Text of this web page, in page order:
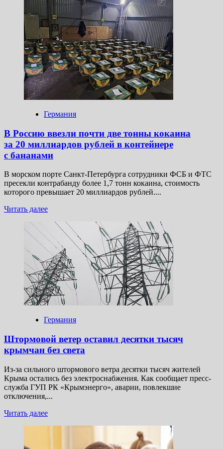
известны
детали
загадочной
смерти
бывшего
мэра
Вологды
Шулепова
Германия
В Россию ввезли почти две тонны кокаина
за 20 миллиардов рублей в контейнере
с бананами
В морском порте Санкт-Петербурга сотрудники ФСБ и ФТС
пресекли контрабанду более 1,7 тонн кокаина, стоимость
которого превышает 20 миллиардов рублей....
Читать далееПрочитать
В Россию
ввезли
почти
две
тонны
кокаина
за 20 миллиардов
рублей
в контейнере
с бананами
Германия
Штормовой ветер оставил десятки тысяч
крымчан без света
Из-за сильного штормового ветра десятки тысяч жителей
Крыма остались без электроснабжения. Как сообщает пресс-
служба ГУП РК «Крымэнерго», аварии, повлекшие
отключения,...
Читать далееПрочитать